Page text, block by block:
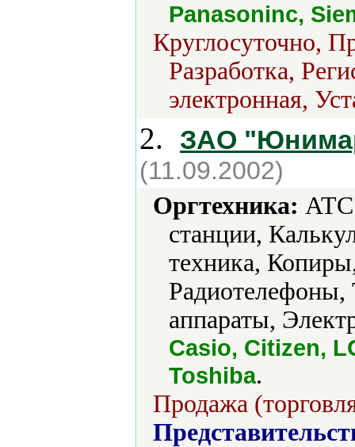
Panasoninc,
Круглосуточно,
Разработка,
электронная,
2. ЗАО
(11.09.2002)
Оргтехника: АТС
станции,
техника,
аппараты,
Casio, Citizen,
Toshiba.
Продажа